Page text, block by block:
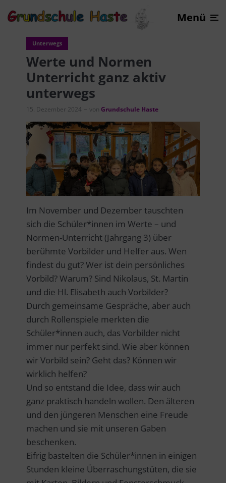
Menü
Unterwegs
Werte und Normen
Unterricht ganz aktiv
unterwegs
15. Dezember 2024 von Grundschule Haste
Im November und Dezember tauschten
sich die Schüler*innen im Werte – und
Normen-Unterricht (Jahrgang 3) über
berühmte Vorbilder und Helfer aus. Wen
findest du gut? Wer ist dein persönliches
Vorbild? Warum? Sind Nikolaus, St. Martin
und die Hl. Elisabeth auch Vorbilder?
Durch gemeinsame Gespräche, aber auch
durch Rollenspiele merkten die
Schüler*innen auch, das Vorbilder nicht
immer nur perfekt sind. Wie aber können
wir Vorbild sein? Geht das? Können wir
wirklich helfen?
Und so entstand die Idee, dass wir auch
ganz praktisch handeln wollen. Den älteren
und den jüngeren Menschen eine Freude
machen und sie mit unseren Gaben
beschenken.
Eifrig bastelten die Schüler*innen in einigen
Stunden kleine Überraschungstüten, die sie